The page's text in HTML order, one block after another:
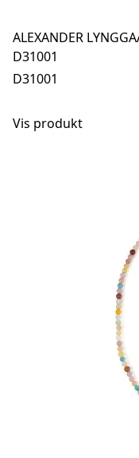
ALEXANDER
D31001
D31001
Vis produkt